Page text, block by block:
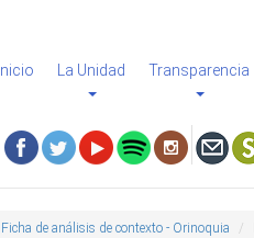
Inicio La Unidad Transparencia
Ficha de análisis de contexto - Orinoquia